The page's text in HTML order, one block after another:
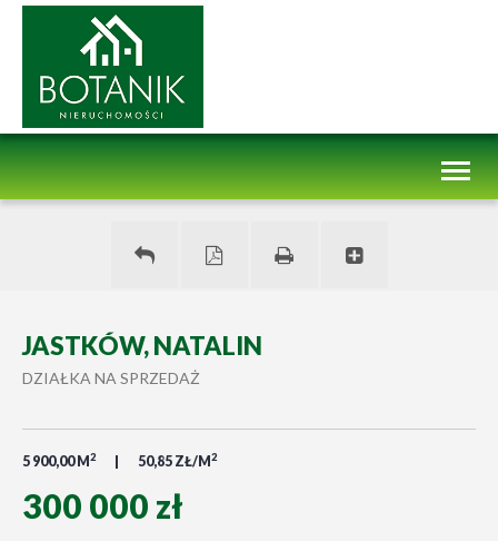
JASTKÓW, NATALIN
DZIAŁKA NA SPRZEDAŻ
5 900,00 M 2 50,85 ZŁ/M 2
300 000 zł